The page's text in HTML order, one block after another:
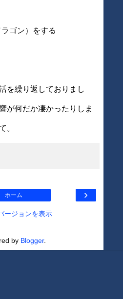
ゴン）をする
を繰り返しておりまし
が何だか凄かったりしま
。
›
ホーム
ージョンを表示
by Blogger.